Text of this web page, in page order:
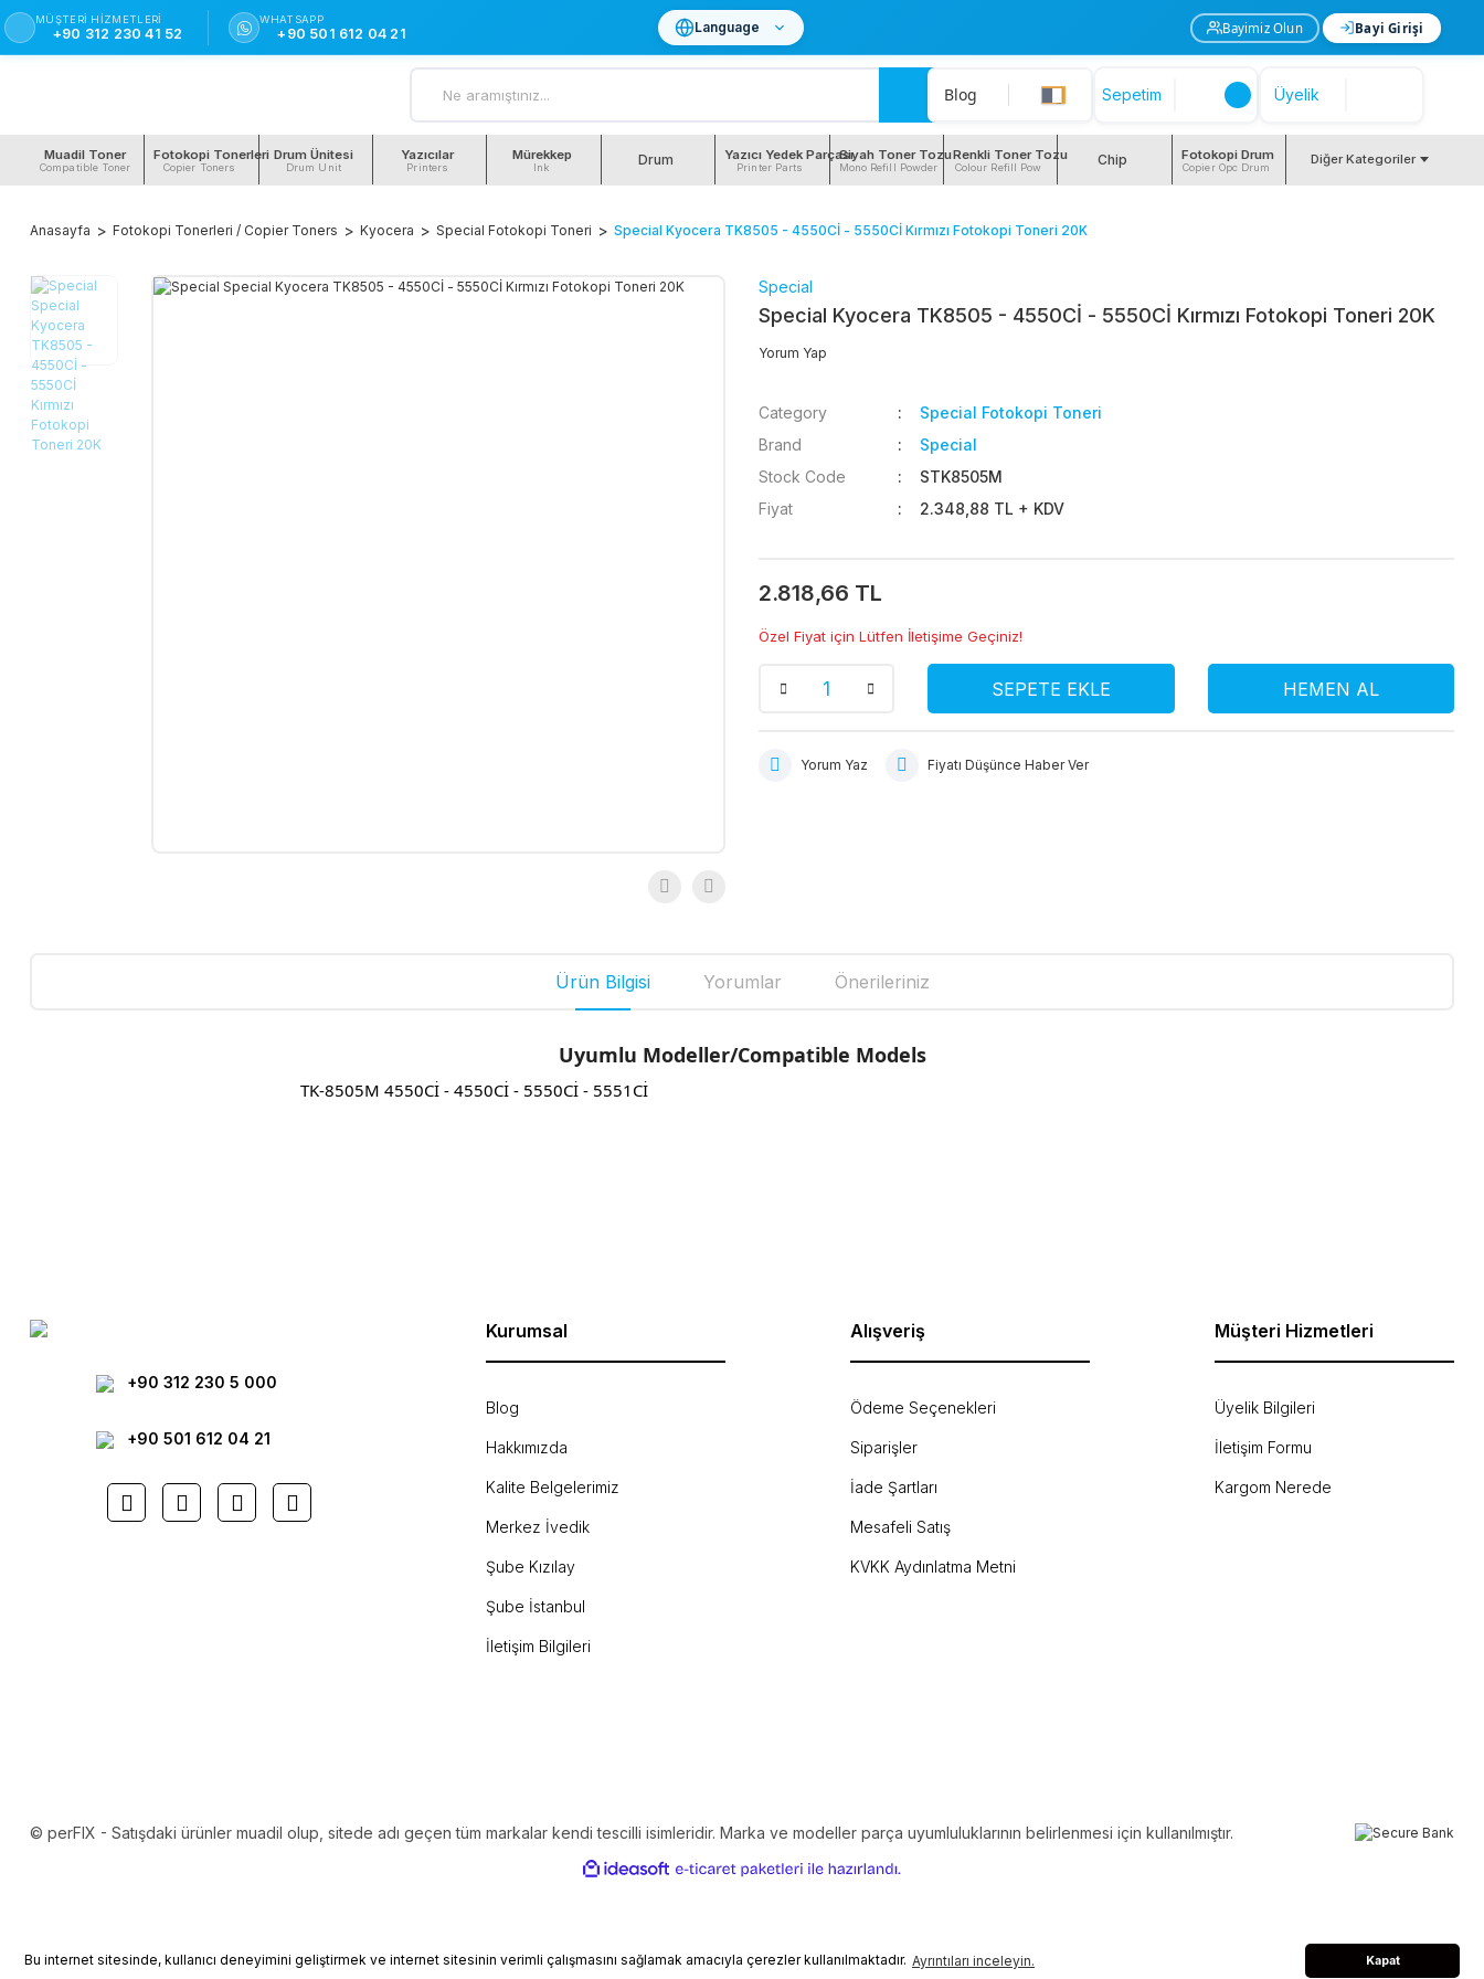
Bu internet sitesinde, kullanıcı deneyimini geliştirmek ve internet sitesinin verimli çalışmasını sağlamak amacıyla çerezler kullanılmaktadır. Ayrıntıları inceleyin. Kapat
MÜŞTERI HIZMETLERI
+90 312 230 41 52
WHATSAPP
+90 501 612 04 21 Language Bayimiz Olun Bayi Girişi
Blog Sepetim Üyelik
Muadil Toner
Compatible Toner
Fotokopi Tonerleri
Copier Toners
Drum Ünitesi
Drum Unit
Yazıcılar
Printers
Mürekkep
Ink Drum Yazıcı Yedek Parçası
Printer Parts
Siyah Toner Tozu
Mono Refill Powder
Renkli Toner Tozu
Colour Refill Pow Chip Fotokopi Drum
Copier Opc Drum Diğer Kategoriler
Anasayfa Fotokopi Tonerleri / Copier Toners Kyocera Special Fotokopi Toneri Special Kyocera TK8505 - 4550Cİ - 5550Cİ Kırmızı Fotokopi Toneri 20K
Special
Special Kyocera TK8505 - 4550Cİ - 5550Cİ Kırmızı Fotokopi Toneri 20K
Yorum Yap
Category
Special Fotokopi Toneri
Brand
Special
Stock Code
STK8505M
Fiyat
2.348,88 TL + KDV
2.818,66 TL
Özel Fiyat için Lütfen İletişime Geçiniz!
SEPETE EKLE HEMEN AL
Yorum Yaz Fiyatı Düşünce Haber Ver
Ürün Bilgisi Yorumlar Önerileriniz
Uyumlu Modeller/Compatible Models
TK-8505M 4550Cİ - 4550Cİ - 5550Cİ - 5551Cİ
+90 312 230 5 000
+90 501 612 04 21
Kurumsal
Blog
Hakkımızda
Kalite Belgelerimiz
Merkez İvedik
Şube Kızılay
Şube İstanbul
İletişim Bilgileri
Alışveriş
Ödeme Seçenekleri
Siparişler
İade Şartları
Mesafeli Satış
KVKK Aydınlatma Metni
Müşteri Hizmetleri
Üyelik Bilgileri
İletişim Formu
Kargom Nerede
© perFIX - Satışdaki ürünler muadil olup, sitede adı geçen tüm markalar kendi tescilli isimleridir. Marka ve modeller parça uyumluluklarının belirlenmesi için kullanılmıştır.
ideasoft
e-